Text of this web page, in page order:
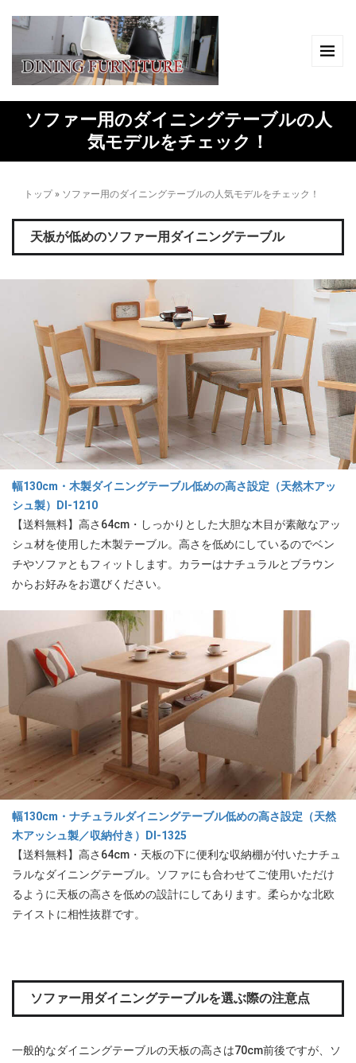
ソファー用のダイニングテーブルの人
気モデルをチェック！
トップ» ソファー用のダイニングテーブルの人気モデルをチェック！
天板が低めのソファー用ダイニングテーブル
幅130cm・木製ダイニングテーブル低めの高さ設定（天然木アッ
シュ製）DI-1210
【送料無料】高さ64cm・しっかりとした大胆な木目が素敵なアッ
シュ材を使用した木製テーブル。高さを低めにしているのでベン
チやソファともフィットします。カラーはナチュラルとブラウン
からお好みをお選びください。
幅130cm・ナチュラルダイニングテーブル低めの高さ設定（天然
木アッシュ製／収納付き）DI-1325
【送料無料】高さ64cm・天板の下に便利な収納棚が付いたナチュ
ラルなダイニングテーブル。ソファにも合わせてご使用いただけ
るように天板の高さを低めの設計にしてあります。柔らかな北欧
テイストに相性抜群です。
ソファー用ダイニングテーブルを選ぶ際の注意点
一般的なダイニングテーブルの天板の高さは70cm前後ですが、ソ